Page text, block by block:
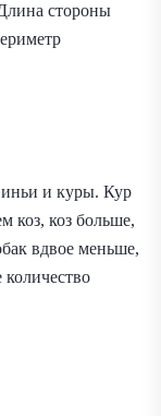
стороны
и куры. Кур
коз, коз больше,
вдвое меньше,